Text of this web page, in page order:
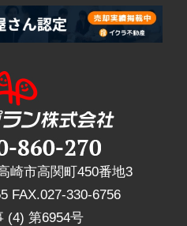
崎市高関町450番地3
FAX.027-330-6756
(4) 第6954号